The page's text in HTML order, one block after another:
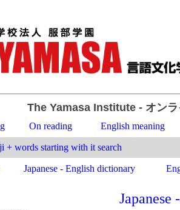
The Yamasa Institute- オンラ
On reading English meaning
+ words starting with it search
Japanese - English dictionary